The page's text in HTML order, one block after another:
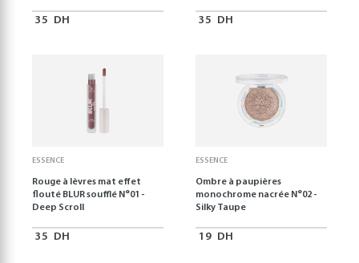
35 DH 35 DH
ESSENCE
Rouge à lèvres mat effet
flouté BLUR soufflé N°01 -
Deep Scroll
35 DH
ESSENCE
Ombre à paupières
monochrome nacrée N°02 -
Silky Taupe
19 DH